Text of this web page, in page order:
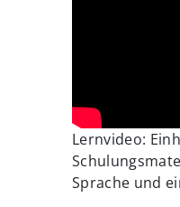
Lernvideo:
Sprache und